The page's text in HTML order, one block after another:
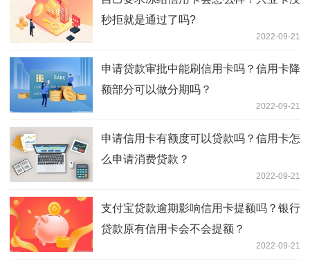
秒拒就是通过了吗?
2022-09-21
申请贷款审批中能刷信用卡吗？信用卡降
额部分可以做分期吗？
2022-09-21
申请信用卡有额度可以贷款吗？信用卡怎
么申请消费贷款？
2022-09-21
支付宝贷款逾期影响信用卡提额吗？银行
贷款原有信用卡会不会提额？
2022-09-21